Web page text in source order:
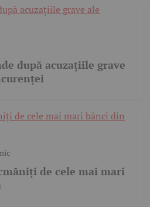
după acuzațiile grave
de cele mai mari